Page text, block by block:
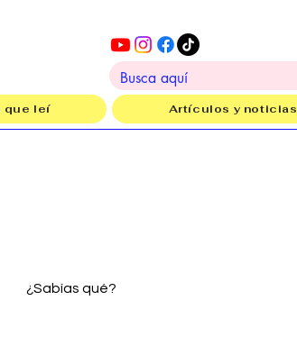
que leí Artículos y noticias
¿Sabías qué?